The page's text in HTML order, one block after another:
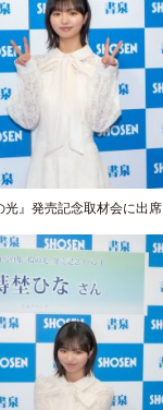
』発売記念取材会に出席